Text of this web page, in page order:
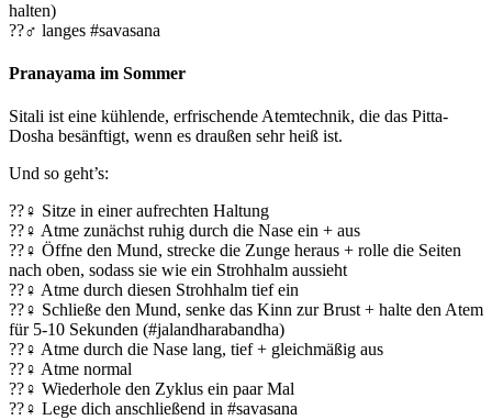
halten)
??‍♂️ langes #savasana
Pranayama im Sommer
Sitali ist eine kühlende, erfrischende Atemtechnik, die das Pitta-
Dosha besänftigt, wenn es draußen sehr heiß ist.
Und so geht’s:
??‍♀️ Sitze in einer aufrechten Haltung
??‍♀️ Atme zunächst ruhig durch die Nase ein + aus
??‍♀️ Öffne den Mund, strecke die Zunge heraus + rolle die Seiten
nach oben, sodass sie wie ein Strohhalm aussieht
??‍♀️ Atme durch diesen Strohhalm tief ein
??‍♀️ Schließe den Mund, senke das Kinn zur Brust + halte den Atem
für 5-10 Sekunden (#jalandharabandha)
??‍♀️ Atme durch die Nase lang, tief + gleichmäßig aus
??‍♀️ Atme normal
??‍♀️ Wiederhole den Zyklus ein paar Mal
??‍♀️ Lege dich anschließend in #savasana